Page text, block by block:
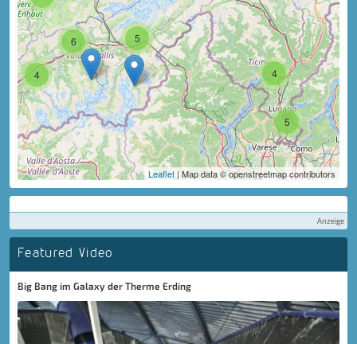
5
4
4
6 5
Leaflet | Map data © openstreetmap contributors
Anzeige
Featured Video
Big Bang im Galaxy der Therme Erding